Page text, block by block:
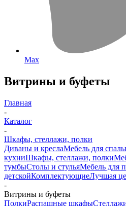
Max
Витрины и буфеты
Главная
-
Каталог
-
Шкафы, стеллажи, полки
Диваны и креслаМебель для
кухниШкафы, стеллажи, полки
тумбыСтолы и стульяМебель для
детскойКомплектующиеЛучшая
-
Витрины и буфеты
ПолкиРаспашные шкафы